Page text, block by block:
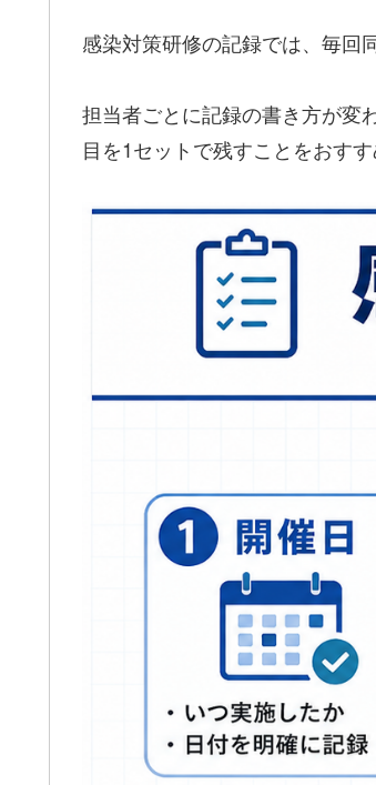
感染対策研修の記録では、毎回
担当者ごとに記録の書き方が変
目を1セットで残すことをおすす